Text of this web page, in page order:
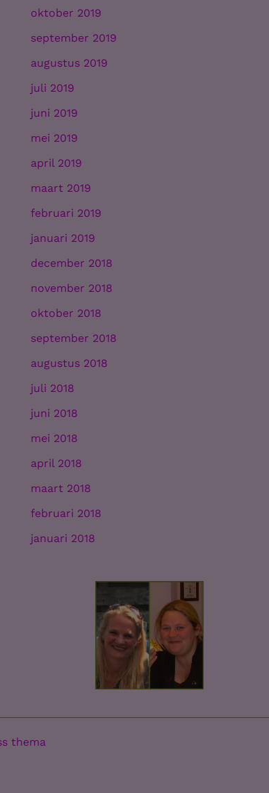
oktober 2019
september 2019
augustus 2019
juli 2019
juni 2019
mei 2019
april 2019
maart 2019
februari 2019
januari 2019
december 2018
november 2018
oktober 2018
september 2018
augustus 2018
juli 2018
juni 2018
mei 2018
april 2018
maart 2018
februari 2018
januari 2018
thema